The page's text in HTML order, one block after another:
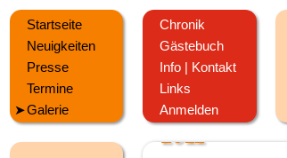
Startseite
Neuigkeiten
Presse
Termine
Galerie
Chronik
Gästebuch
Info | Kontakt
Links
Anmelden
Kirbefest Hausen
Oktoberfest
Kanufahren
100 Jahre MV Horgen
Jahreskonzert
2011